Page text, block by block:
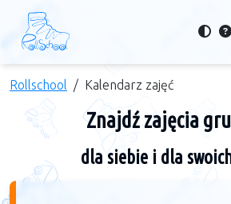
Rollschool Kalendarz zajęć
Znajdź zajęcia
dla siebie i dla